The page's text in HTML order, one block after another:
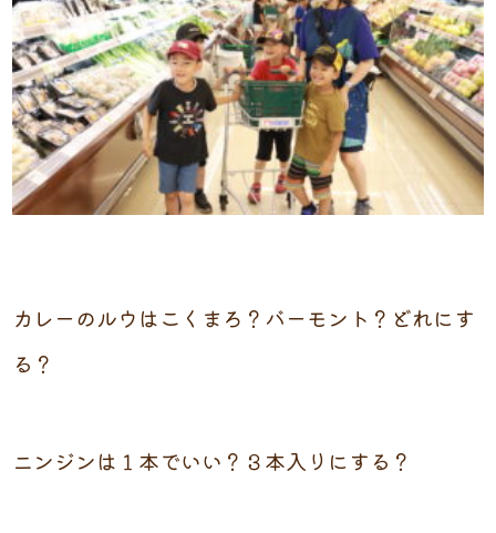
カレーのルウはこくまろ？バーモント？どれにす
る？
ニンジンは１本でいい？３本入りにする？